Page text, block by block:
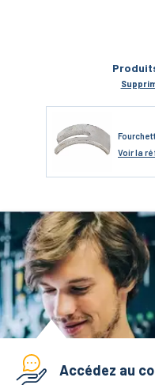
Voirla
Accédez au